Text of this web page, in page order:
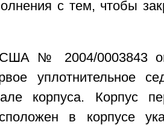
с тем, чтобы
№ 2004/0003843
уплотнительное
корпуса. Корпус
в корпусе